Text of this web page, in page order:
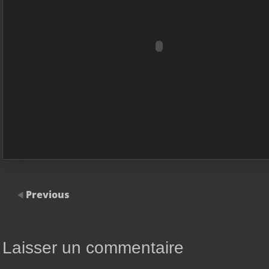
Previous
Laisser un commentaire